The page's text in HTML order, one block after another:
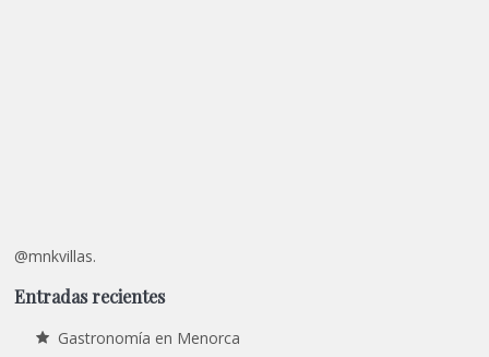
@mnkvillas.
Entradas recientes
Gastronomía en Menorca